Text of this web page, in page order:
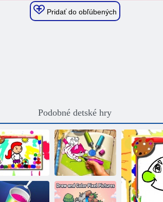
Pridať do obľúbených
Podobné detské hry